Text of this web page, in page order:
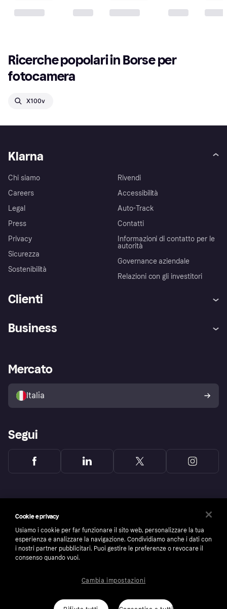
Ricerche popolari in Borse per
fotocamera
X100v
Klarna
Chi siamo
Careers
Legal
Press
Privacy
Sicurezza
Sostenibilità
Rivendi
Accessibilità
Auto-Track
Contatti
Informazioni di contatto per le
autorità
Governance aziendale
Relazioni con gli investitori
Clienti
Esplora i negozi
Politica di protezione
dell'acquirente Klarna
Business
Accesso aziende
Mercato
Italia
Segui
number: 556737-0431
Cookie e privacy
Usiamo i cookie per far funzionare il sito web, personalizzare la tua
esperienza e analizzare la navigazione. Condividiamo anche i dati con
i nostri partner pubblicitari. Puoi gestire le preferenze o revocare il
consenso quando vuoi.
Cambia impostazioni